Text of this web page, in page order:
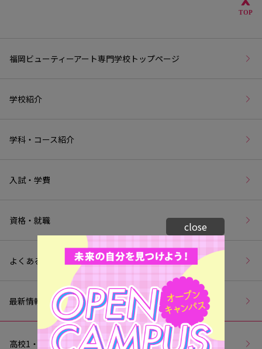
こ
TOP
福岡ビューティーアート専門学校トップページ
学校紹介
学科・コース紹介
入試・学費
資格・就職
よくあるご質問
最新情報
高校1・2年生の皆様へ
close